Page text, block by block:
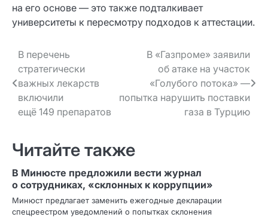
на его основе — это также подталкивает
университеты к пересмотру подходов к аттестации.
Навигация
по записям
В перечень
стратегически
важных лекарств
включили
ещё 149 препаратов
В «Газпроме» заявили
об атаке на участок
«Голубого потока» —
попытка нарушить поставки
газа в Турцию
Читайте также
В Минюсте предложили вести журнал
о сотрудниках, «склонных к коррупции»
Минюст предлагает заменить ежегодные декларации
спецреестром уведомлений о попытках склонения